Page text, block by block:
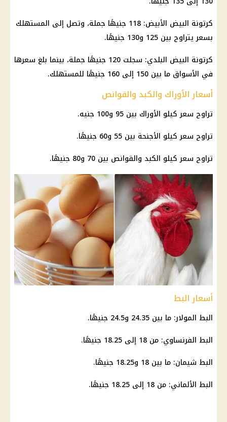
كرتونة البيض الأبيض: 118 جنيهًا جملة، وتصل إلى المستهلك
بسعر يتراوح بين 125 و130 جنيهًا.
كرتونة البيض البلدي: سجلت 120 جنيهًا جملة، بينما بلغ سعرها
في الأسواق ما بين 150 إلى 160 جنيهًا للمستهلك.
أسعار الأوراك والكبد والقوانص
تراوح سعر كيلو الأوراك بين 95 و100 جنيه.
تراوح سعر كيلو الأجنحة بين 55 و60 جنيهًا.
تراوح سعر كيلو الكبد والقوانص بين 70 و80 جنيهًا.
أسعار البط
البط المولار: ما بين 24.35 و24.5 جنيهًا.
البط الفرنساوي: من 18 إلى 18.25 جنيهًا.
البط شيمان: ما بين 18 و18.25 جنيهًا.
البط الألماني: من 18 إلى 18.25 جنيهًا.